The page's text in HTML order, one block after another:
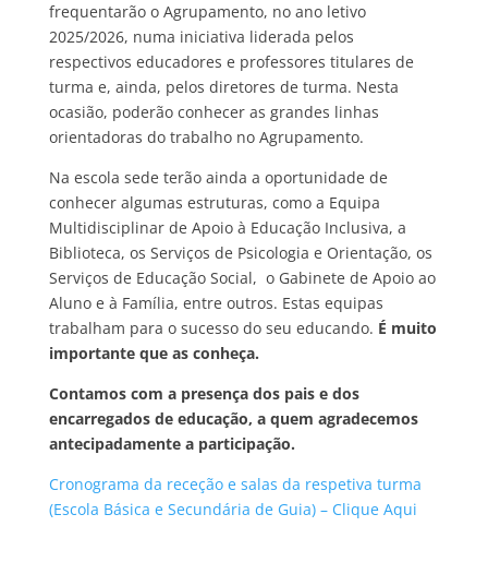
frequentarão o Agrupamento, no ano letivo
2025/2026, numa iniciativa liderada pelos
respectivos educadores e professores titulares de
turma e, ainda, pelos diretores de turma. Nesta
ocasião, poderão conhecer as grandes linhas
orientadoras do trabalho no Agrupamento.
Na escola sede terão ainda a oportunidade de
conhecer algumas estruturas, como a Equipa
Multidisciplinar de Apoio à Educação Inclusiva, a
Biblioteca, os Serviços de Psicologia e Orientação, os
Serviços de Educação Social, o Gabinete de Apoio ao
Aluno e à Família, entre outros. Estas equipas
trabalham para o sucesso do seu educando. É muito
importante que as conheça.
Contamos com a presença dos pais e dos
encarregados de educação, a quem agradecemos
antecipadamente a participação.
Cronograma da receção e salas da respetiva turma
(Escola Básica e Secundária de Guia) – Clique Aqui